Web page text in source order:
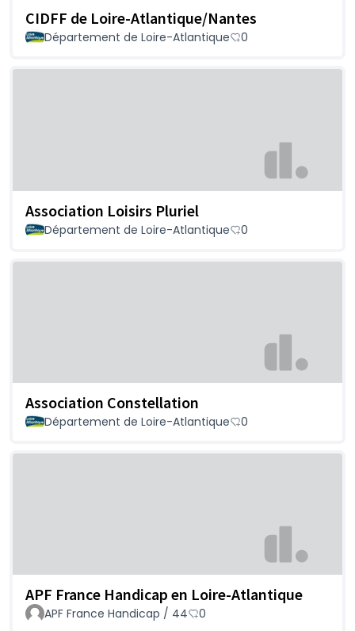
CIDFF de Loire-Atlantique/Nantes
Département de Loire-Atlantique 0
Association Loisirs Pluriel
Département de Loire-Atlantique 0
Association Constellation
Département de Loire-Atlantique 0
APF France Handicap en Loire-Atlantique
APF France Handicap / 44 0